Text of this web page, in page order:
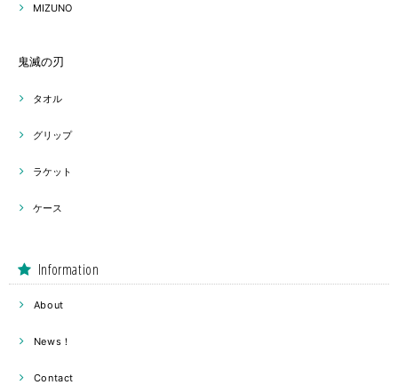
MIZUNO
鬼滅の刃
タオル
グリップ
ラケット
ケース
Information
About
News！
Contact